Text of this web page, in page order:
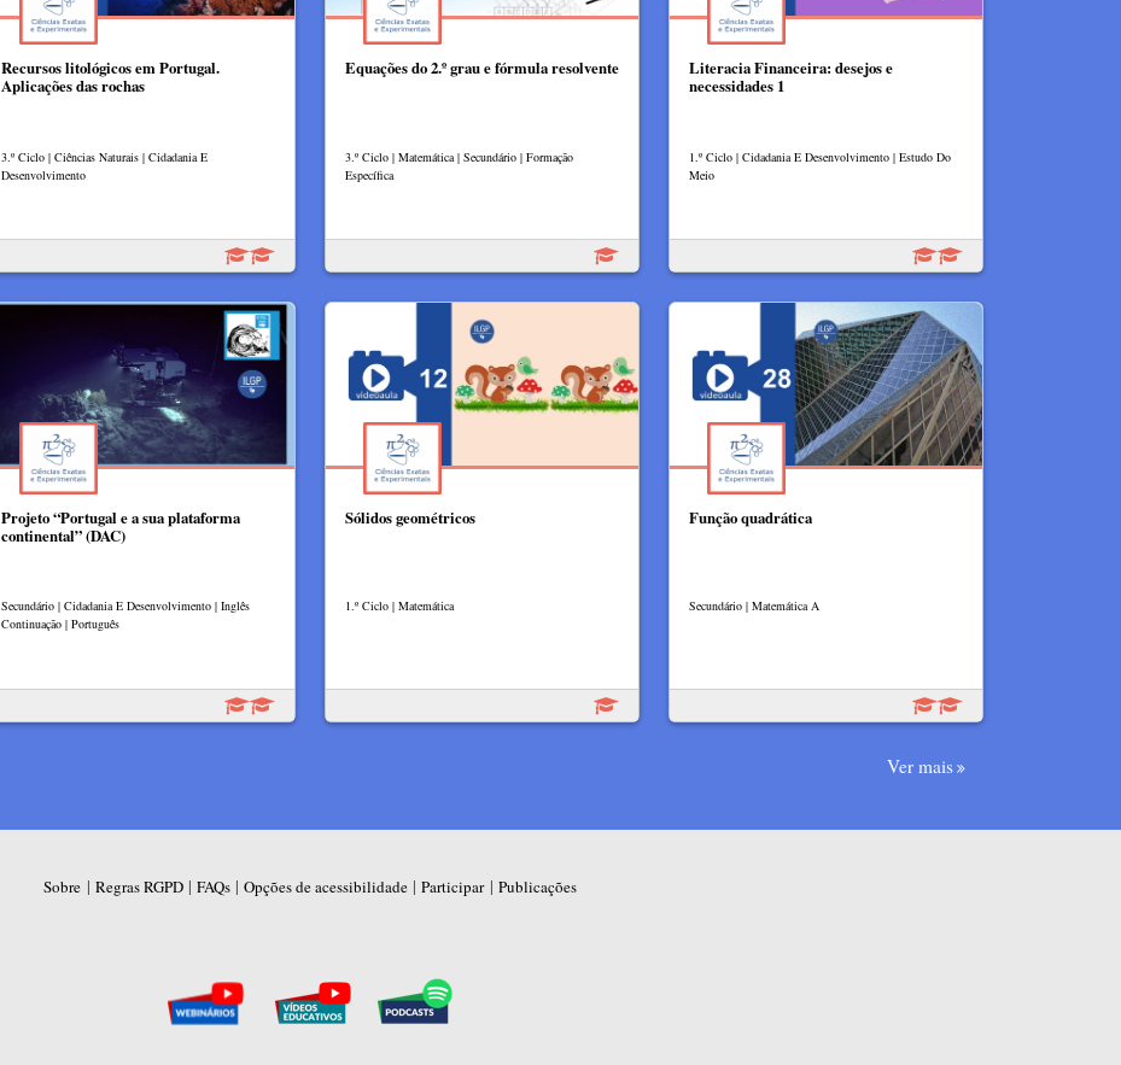
Recursos litológicos em Portugal.
Aplicações das rochas
3.º Ciclo | Ciências Naturais | Cidadania E
Desenvolvimento
Equações do 2.º grau e fórmula resolvente
3.º Ciclo | Matemática | Secundário | Formação
Específica
Literacia Financeira: desejos e
necessidades 1
1.º Ciclo | Cidadania E Desenvolvimento | Estudo Do
Meio
Projeto “Portugal e a sua plataforma
continental” (DAC)
Secundário | Cidadania E Desenvolvimento | Inglês
Continuação | Português
Sólidos geométricos
1.º Ciclo | Matemática
Função quadrática
Secundário | Matemática A
Ver mais
Sobre | Regras RGPD | FAQs | Opções de acessibilidade | Participar| Publicações